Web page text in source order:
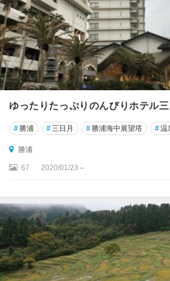
ゆったりたっぷりのんびりホテル
# 勝浦 #三日月 # 勝浦海中展望塔 #温
勝浦
67 2020/01/23～